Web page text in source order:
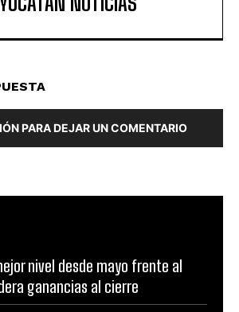
PARA DEJAR UN COMENTARIO
nivel desde mayo frente al
ganancias al cierre